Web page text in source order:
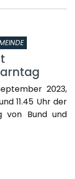
2023,
11.45 Uhr der
von Bund und